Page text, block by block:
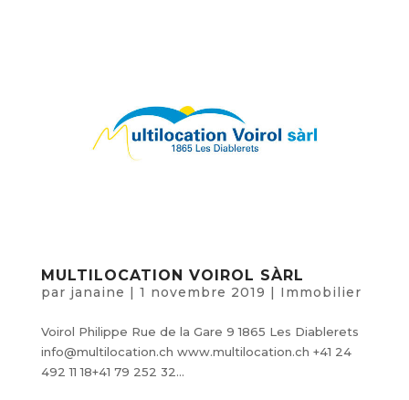
MULTILOCATION VOIROL SÀRL
par janaine | 1 novembre 2019 | Immobilier
Voirol Philippe Rue de la Gare 9 1865 Les Diablerets
info@multilocation.ch www.multilocation.ch +41 24
492 11 18+41 79 252 32...